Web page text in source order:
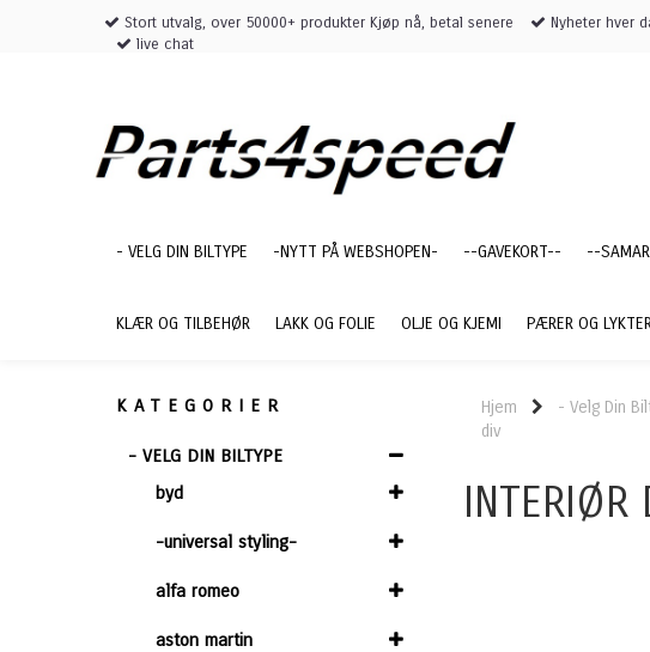
Stort utvalg, over 50000+ produkter Kjøp nå, betal senere
Nyheter hver
live chat
- VELG DIN BILTYPE -NYTT PÅ WEBSHOPEN- --GAVEKORT-- --
KLÆR OG TILBEHØR LAKK OG FOLIE OLJE OG KJEMI PÆRER OG
KATEGORIER
- VELG DIN BILTYPE
byd
-universal styling-
alfa romeo
aston martin
Hjem - Velg Din
div
INTERIØR